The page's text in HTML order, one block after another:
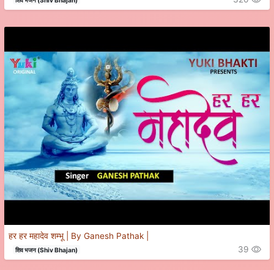
हर हर महादेव शम्भू | By Ganesh Pathak |
शिव भजन (Shiv Bhajan) 39